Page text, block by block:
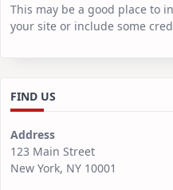
This may be a good place to
your site or include some
FIND US
Address
123 Main Street
New York, NY 10001